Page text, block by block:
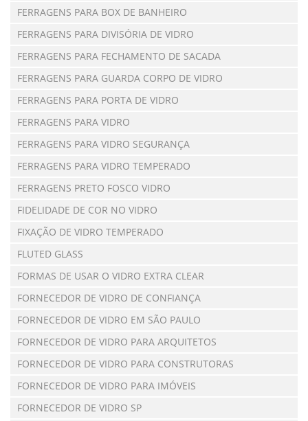
FERRAGENS PARA BOX DE BANHEIRO
FERRAGENS PARA DIVISÓRIA DE VIDRO
FERRAGENS PARA FECHAMENTO DE SACADA
FERRAGENS PARA GUARDA CORPO DE VIDRO
FERRAGENS PARA PORTA DE VIDRO
FERRAGENS PARA VIDRO
FERRAGENS PARA VIDRO SEGURANÇA
FERRAGENS PARA VIDRO TEMPERADO
FERRAGENS PRETO FOSCO VIDRO
FIDELIDADE DE COR NO VIDRO
FIXAÇÃO DE VIDRO TEMPERADO
FLUTED GLASS
FORMAS DE USAR O VIDRO EXTRA CLEAR
FORNECEDOR DE VIDRO DE CONFIANÇA
FORNECEDOR DE VIDRO EM SÃO PAULO
FORNECEDOR DE VIDRO PARA ARQUITETOS
FORNECEDOR DE VIDRO PARA CONSTRUTORAS
FORNECEDOR DE VIDRO PARA IMÓVEIS
FORNECEDOR DE VIDRO SP